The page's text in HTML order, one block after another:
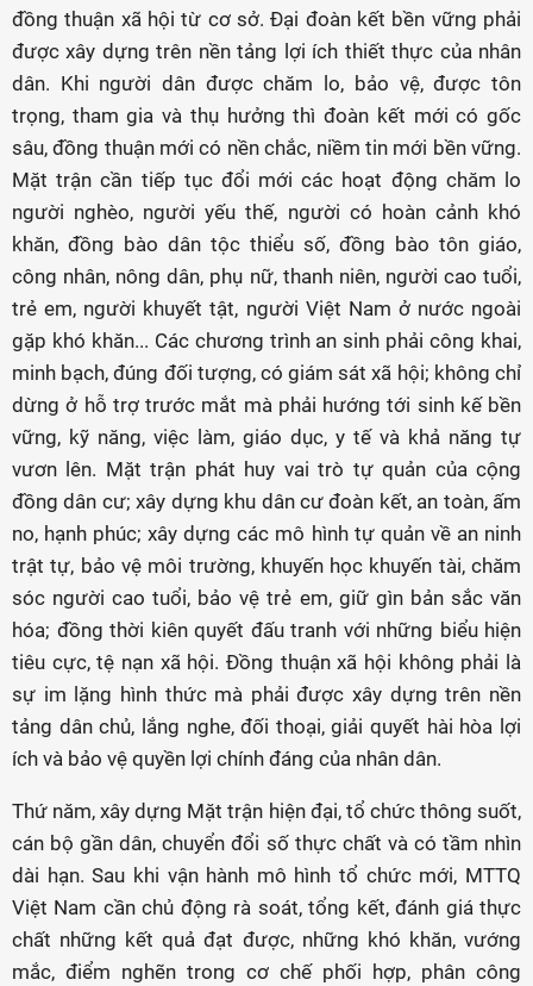
đồng thuận xã hội từ cơ sở. Đại đoàn kết bền vững phải
được xây dựng trên nền tảng lợi ích thiết thực của nhân
dân. Khi người dân được chăm lo, bảo vệ, được tôn
trọng, tham gia và thụ hưởng thì đoàn kết mới có gốc
sâu, đồng thuận mới có nền chắc, niềm tin mới bền vững.
Mặt trận cần tiếp tục đổi mới các hoạt động chăm lo
người nghèo, người yếu thế, người có hoàn cảnh khó
khăn, đồng bào dân tộc thiểu số, đồng bào tôn giáo,
công nhân, nông dân, phụ nữ, thanh niên, người cao tuổi,
trẻ em, người khuyết tật, người Việt Nam ở nước ngoài
gặp khó khăn... Các chương trình an sinh phải công khai,
minh bạch, đúng đối tượng, có giám sát xã hội; không chỉ
dừng ở hỗ trợ trước mắt mà phải hướng tới sinh kế bền
vững, kỹ năng, việc làm, giáo dục, y tế và khả năng tự
vươn lên. Mặt trận phát huy vai trò tự quản của cộng
đồng dân cư; xây dựng khu dân cư đoàn kết, an toàn, ấm
no, hạnh phúc; xây dựng các mô hình tự quản về an ninh
trật tự, bảo vệ môi trường, khuyến học khuyến tài, chăm
sóc người cao tuổi, bảo vệ trẻ em, giữ gìn bản sắc văn
hóa; đồng thời kiên quyết đấu tranh với những biểu hiện
tiêu cực, tệ nạn xã hội. Đồng thuận xã hội không phải là
sự im lặng hình thức mà phải được xây dựng trên nền
tảng dân chủ, lắng nghe, đối thoại, giải quyết hài hòa lợi
ích và bảo vệ quyền lợi chính đáng của nhân dân.
Thứ năm, xây dựng Mặt trận hiện đại, tổ chức thông suốt,
cán bộ gần dân, chuyển đổi số thực chất và có tầm nhìn
dài hạn. Sau khi vận hành mô hình tổ chức mới, MTTQ
Việt Nam cần chủ động rà soát, tổng kết, đánh giá thực
chất những kết quả đạt được, những khó khăn, vướng
mắc, điểm nghẽn trong cơ chế phối hợp, phân công